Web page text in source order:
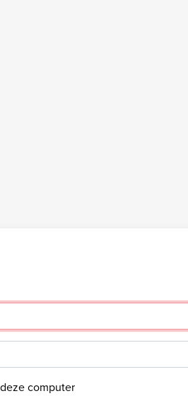
computer